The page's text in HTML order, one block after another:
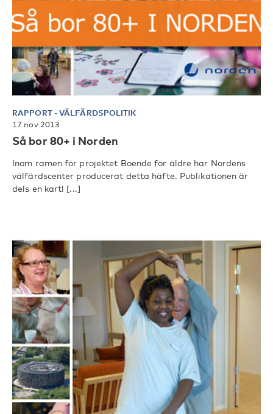
RAPPORT-VÄLFÄRDSPOLITIK
17 nov 2013
Så bor 80+ i Norden
Inom ramen för projektet Boende för äldre har Nordens
välfärdscenter producerat detta häfte. Publikationen är
dels en kartl [...]